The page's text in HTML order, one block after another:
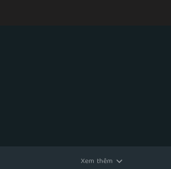
Xem thêm